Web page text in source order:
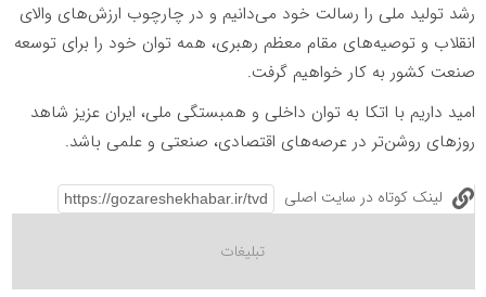
رشد تولید ملی را رسالت خود می‌دانیم و در چارچوب ارزش‌های والای
انقلاب و توصیه‌های مقام معظم رهبری، همه توان خود را برای توسعه
صنعت کشور به کار خواهیم گرفت.
امید داریم با اتکا به توان داخلی و همبستگی ملی، ایران عزیز شاهد
روزهای روشن‌تر در عرصه‌های اقتصادی، صنعتی و علمی باشد.
لینک کوتاه در سایت اصلی